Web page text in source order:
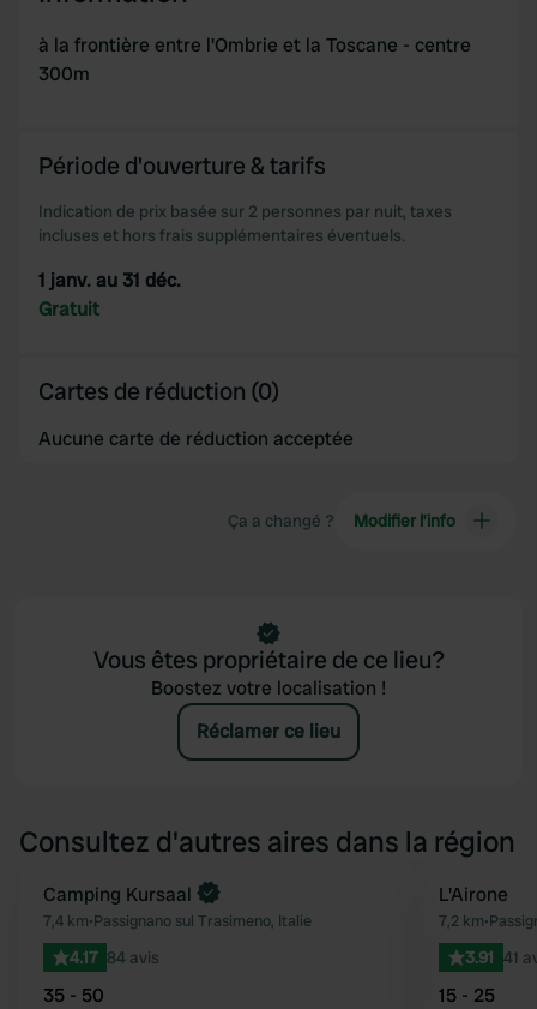
à la frontière entre l'Ombrie et la Toscane - centre
300m
Période d'ouverture & tarifs
Indication de prix basée sur 2 personnes par nuit, taxes
incluses et hors frais supplémentaires éventuels.
1 janv. au 31 déc.
Gratuit
Cartes de réduction (0)
Aucune carte de réduction acceptée
Ça a changé ? Modifier l’info
Vous êtes propriétaire de ce lieu?
Boostez votre localisation !
Réclamer ce lieu
Consultez d'autres aires dans la région
Préféré
Reserve maintenant
Camping Kursaal
7,4 km•Passignano sul Trasimeno, Italie
4.17 84 avis
35 - 50
L'Airone
7,2 km•
3.91 41
15 - 25